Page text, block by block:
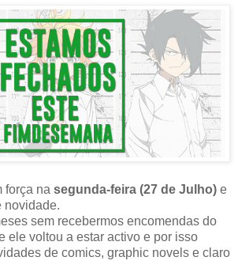
força na segunda-feira (27 de Julho) e
novidade.
sem recebermos encomendas do
ele voltou a estar activo e por isso
de comics, graphic novels e claro